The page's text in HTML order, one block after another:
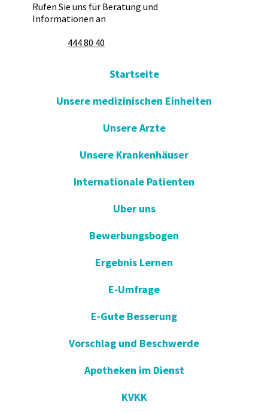
Rufen Sie uns für Beratung und
Informationen an
444 80 40
Startseite
Unsere medizinischen Einheiten
Unsere Arzte
Unsere Krankenhäuser
Internationale Patienten
Uber uns
Bewerbungsbogen
Ergebnis Lernen
E-Umfrage
E-Gute Besserung
Vorschlag und Beschwerde
Apotheken im Dienst
KVKK